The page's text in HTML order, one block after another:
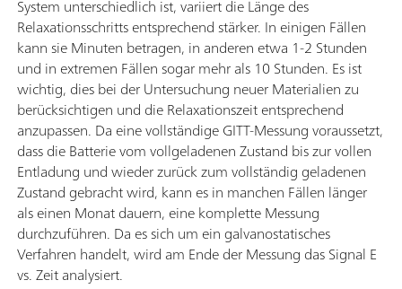
System unterschiedlich ist, variiert die Länge des
Relaxationsschritts entsprechend stärker. In einigen Fällen
kann sie Minuten betragen, in anderen etwa 1-2 Stunden
und in extremen Fällen sogar mehr als 10 Stunden. Es ist
wichtig, dies bei der Untersuchung neuer Materialien zu
berücksichtigen und die Relaxationszeit entsprechend
anzupassen. Da eine vollständige GITT-Messung voraussetzt,
dass die Batterie vom vollgeladenen Zustand bis zur vollen
Entladung und wieder zurück zum vollständig geladenen
Zustand gebracht wird, kann es in manchen Fällen länger
als einen Monat dauern, eine komplette Messung
durchzuführen. Da es sich um ein galvanostatisches
Verfahren handelt, wird am Ende der Messung das Signal E
vs. Zeit analysiert.